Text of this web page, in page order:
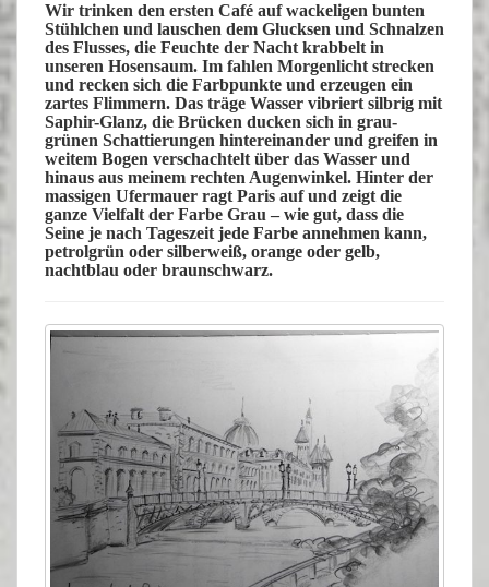
Wir trinken den ersten Café auf wackeligen bunten
Stühlchen und lauschen dem Glucksen und Schnalzen
des Flusses, die Feuchte der Nacht krabbelt in
unseren Hosensaum. Im fahlen Morgenlicht strecken
und recken sich die Farbpunkte und erzeugen ein
zartes Flimmern. Das träge Wasser vibriert silbrig mit
Saphir-Glanz, die Brücken ducken sich in grau-
grünen Schattierungen hintereinander und greifen in
weitem Bogen verschachtelt über das Wasser und
hinaus aus meinem rechten Augenwinkel. Hinter der
massigen Ufermauer ragt Paris auf und zeigt die
ganze Vielfalt der Farbe Grau – wie gut, dass die
Seine je nach Tageszeit jede Farbe annehmen kann,
petrolgrün oder silberweiß, orange oder gelb,
nachtblau oder braunschwarz.